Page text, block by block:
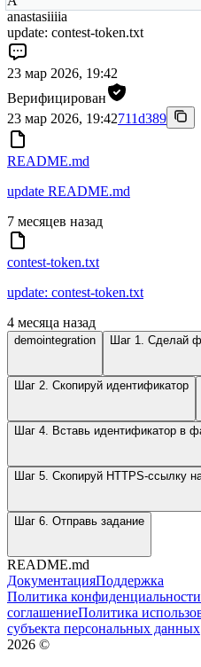
anastasiiiia
update: contest-token.txt
23 мар 2026, 19:42
Верифицирован
23 мар 2026, 19:42711d389
README.md
update README.md
7 месяцев назад
contest-token.txt
update: contest-token.txt
4 месяца назад
demointegration Шаг 1. Сделай
Шаг 2. Скопируй идентификатор
Шаг 4. Вставь идентификатор в
Шаг 5. Скопируй HTTPS-ссылку
Шаг 6. Отправь задание
README.md
ДокументацияПоддержка
Политика конфиденциальности
соглашениеПолитика
субъекта персональных данных
2026 ©